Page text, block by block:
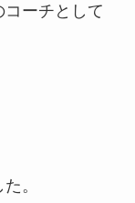
ーチとして
。